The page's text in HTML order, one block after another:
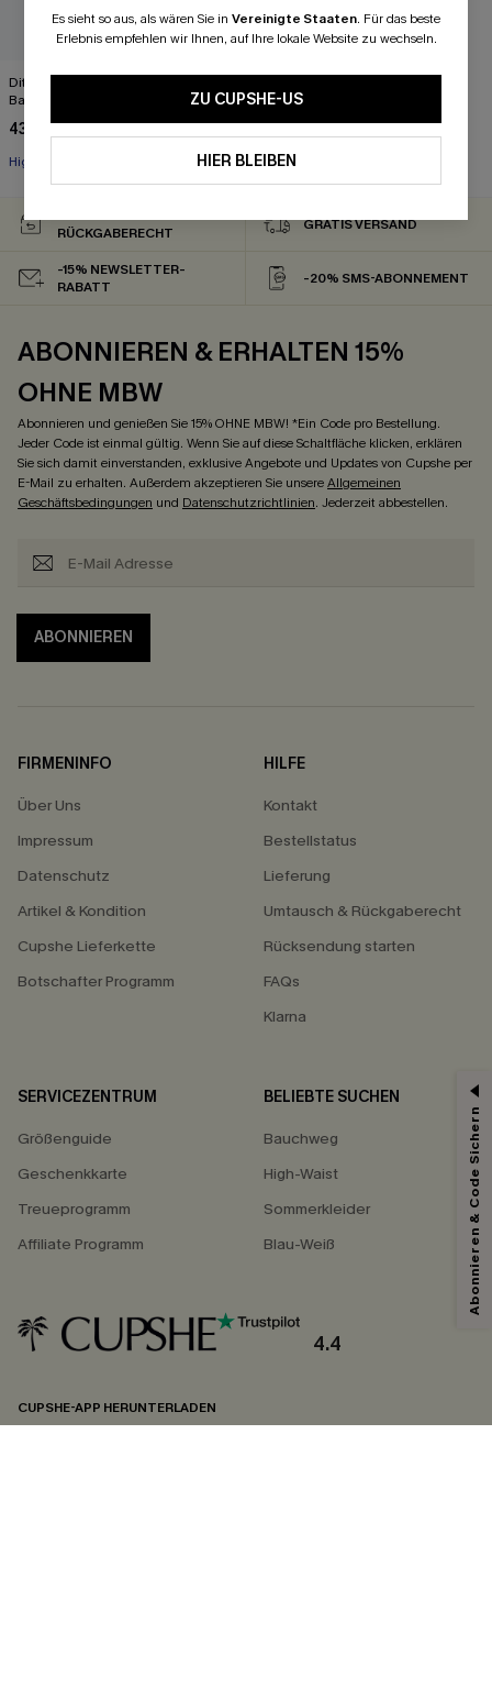
Ditsy Blumen Mini-Kleid mit
Bauernärmeln
43,00 €
High waist
Es sieht so aus, als wären Sie in Vereinigte Staaten. Für das beste
Erlebnis empfehlen wir Ihnen, auf Ihre lokale Website zu wechseln.
ZU CUPSHE-US
HIER BLEIBEN
RÜCKGABERECHT
GRATIS VERSAND
-15% NEWSLETTER-
RABATT
-20% SMS-ABONNEMENT
ABONNIEREN & ERHALTEN 15%
OHNE MBW
Abonnieren und genießen Sie 15% OHNE MBW! *Ein Code pro Bestellung.
Jeder Code ist einmal gültig. Wenn Sie auf diese Schaltfläche klicken, erklären
Sie sich damit einverstanden, exklusive Angebote und Updates von Cupshe per
E-Mail zu erhalten. Außerdem akzeptieren Sie unsereAllgemeinen
Geschäftsbedingungen und Datenschutzrichtlinien. Jederzeit abbestellen.
ABONNIEREN
FIRMENINFO
Über Uns
Impressum
Datenschutz
Artikel & Kondition
Cupshe Lieferkette
Botschafter Programm
HILFE
Kontakt
Bestellstatus
Lieferung
Umtausch & Rückgaberecht
Rücksendung starten
FAQs
Klarna
SERVICEZENTRUM
Größenguide
Geschenkkarte
Treueprogramm
Affiliate Programm
BELIEBTE SUCHEN
Bauchweg
High-Waist
Sommerkleider
Blau-Weiß
4.4
CUPSHE-APP HERUNTERLADEN
Abonnieren & Code Sichern